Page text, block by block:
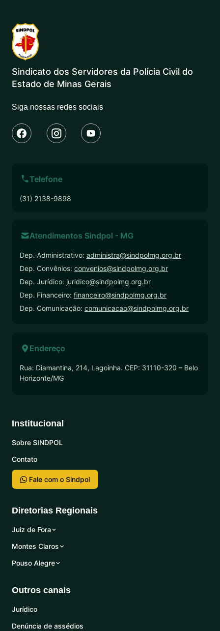
Sindicato dos Servidores da Polícia Civil do
Estado de Minas Gerais
Siga nossas redes sociais
Telefone
(31) 2138-9898
Atendimentos Sindpol - MG
Dep. Administrativo: administra@sindpolmg.org.br
Dep. Convênios: convenios@sindpolmg.org.br
Dep. Jurídico: juridico@sindpolmg.org.br
Dep. Financeiro: financeiro@sindpolmg.org.br
Dep. Comunicação: comunicacao@sindpolmg.org.br
Endereço
Rua: Diamantina, 214, Lagoinha. CEP: 31110-320 – Belo
Horizonte/MG
Institucional
Sobre SINDPOL
Contato
Fale com o Sindpol
Diretorias Regionais
Juiz de Fora
Montes Claros
Pouso Alegre
Outros canais
Jurídico
Denúncia de assédios